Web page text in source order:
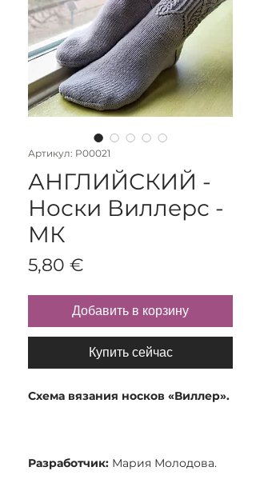
Артикул: P00021
АНГЛИЙСКИЙ -
Носки Виллерс -
МК
5,80 €
Добавить в корзину
Купить сейчас
Схема вязания носков «Виллер».
Разработчик: Мария Молодова.